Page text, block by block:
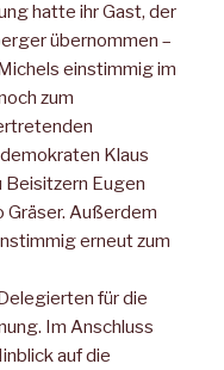
hatte ihr Gast, der
übernommen –
einstimmig im
zum
Klaus
Beisitzern Eugen
Gräser. Außerdem
erneut zum
für die
Im Anschluss
auf die